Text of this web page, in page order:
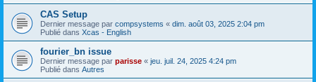
CAS Setup
Dernier message par compsystems « dim. août 03, 2025 2:04 pm
Publié dans Xcas - English
fourier_bn issue
Dernier message par parisse « jeu. juil. 24, 2025 4:24 pm
Publié dans Autres